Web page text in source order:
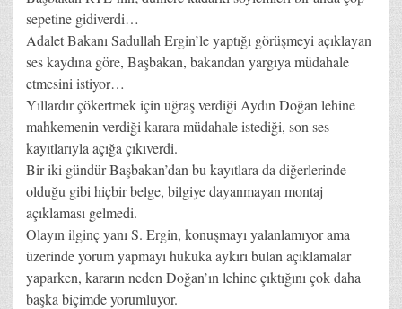
sepetine gidiverdi…
Adalet Bakanı Sadullah Ergin’le yaptığı görüşmeyi açıklayan
ses kaydına göre, Başbakan, bakandan yargıya müdahale
etmesini istiyor…
Yıllardır çökertmek için uğraş verdiği Aydın Doğan lehine
mahkemenin verdiği karara müdahale istediği, son ses
kayıtlarıyla açığa çıkıverdi.
Bir iki gündür Başbakan’dan bu kayıtlara da diğerlerinde
olduğu gibi hiçbir belge, bilgiye dayanmayan montaj
açıklaması gelmedi.
Olayın ilginç yanı S. Ergin, konuşmayı yalanlamıyor ama
üzerinde yorum yapmayı hukuka aykırı bulan açıklamalar
yaparken, kararın neden Doğan’ın lehine çıktığını çok daha
başka biçimde yorumluyor.